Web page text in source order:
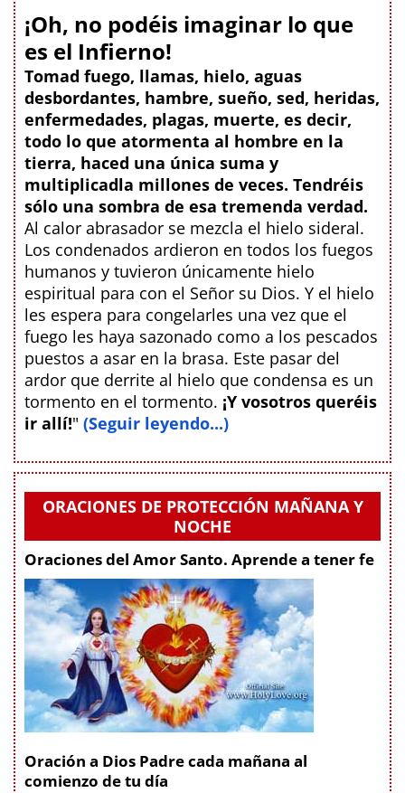
¡Oh, no podéis imaginar lo que
es el Infierno!
Tomad fuego, llamas, hielo, aguas
desbordantes, hambre, sueño, sed, heridas,
enfermedades, plagas, muerte, es decir,
todo lo que atormenta al hombre en la
tierra, haced una única suma y
multiplicadla millones de veces. Tendréis
sólo una sombra de esa tremenda verdad.
Al calor abrasador se mezcla el hielo sideral.
Los condenados ardieron en todos los fuegos
humanos y tuvieron únicamente hielo
espiritual para con el Señor su Dios. Y el hielo
les espera para congelarles una vez que el
fuego les haya sazonado como a los pescados
puestos a asar en la brasa. Este pasar del
ardor que derrite al hielo que condensa es un
tormento en el tormento. ¡Y vosotros queréis
ir allí!" (Seguir leyendo...)
ORACIONES DE PROTECCIÓN MAÑANA Y
NOCHE
Oraciones del Amor Santo. Aprende a tener fe
Oración a Dios Padre cada mañana al
comienzo de tu día